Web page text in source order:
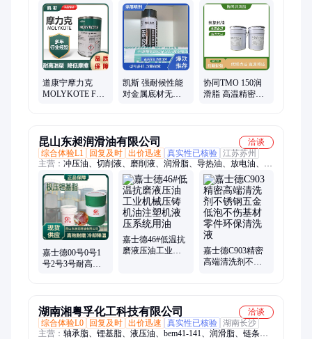
油脂
道康宁摩力克
MOLYKOTE FS-
凯斯 强耐候性能
对金属底材无腐
协同TMO 150润
滑脂 高温精密轴
昆山东昶润滑油有限公司
洽谈
综合体验L1
回复及时 出价迅速 真实性已核验 江苏苏州
主营： 冲压油、切削液、磨削液、润滑脂、导热油、放电油、液
压油、淬火油、齿轮油、润滑油、防锈油、拉伸油、锂基脂、高
温脂、导轨油
嘉士德00号0号1
号2号3号耐高温
嘉士德46#低温抗
磨液压油工业机
嘉士德C903精密
高端清洗剂不锈
湖南湘粤孚化工科技有限公司
洽谈
综合体验L0
回复及时 出价迅速 真实性已核验 湖南长沙
主营： 轴承脂、锂基脂、液压油、bem41-141、润滑脂、链条